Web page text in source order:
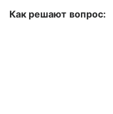
Как решают вопрос: